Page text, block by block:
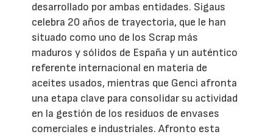
desarrollado por ambas entidades. Sigaus
celebra 20 años de trayectoria, que le han
situado como uno de los Scrap más
maduros y sólidos de España y un auténtico
referente internacional en materia de
aceites usados, mientras que Genci afronta
una etapa clave para consolidar su actividad
en la gestión de los residuos de envases
comerciales e industriales. Afronto esta